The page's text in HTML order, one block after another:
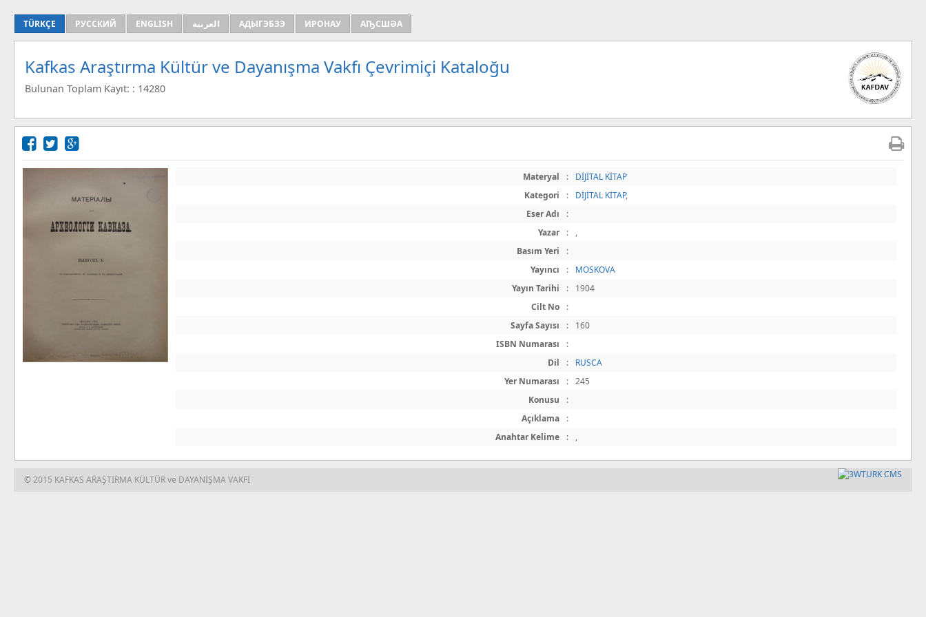
TÜRKÇE РУССКИЙ ENGLISH العربية АДЫГЭБЗЭ ИРОНАУ АҦСШӘА
Kafkas Araştırma Kültür ve Dayanışma Vakfı Çevrimiçi Kataloğu
Bulunan Toplam Kayıt: : 14280
Materyal :
DİJİTAL KİTAP
Kategori
: DİJİTAL KİTAP,
Eser Adı
:
Yazar
:
,
Basım Yeri
:
Yayıncı
:
MOSKOVA
Yayın Tarihi
:
1904
Cilt No
:
Sayfa Sayısı
:
160
ISBN Numarası
:
Dil
:
RUSCA
Yer Numarası
:
245
Konusu
:
Açıklama
:
Anahtar Kelime
: ,
© 2015 KAFKAS ARAŞTIRMA KÜLTÜR ve DAYANIŞMA VAKFI